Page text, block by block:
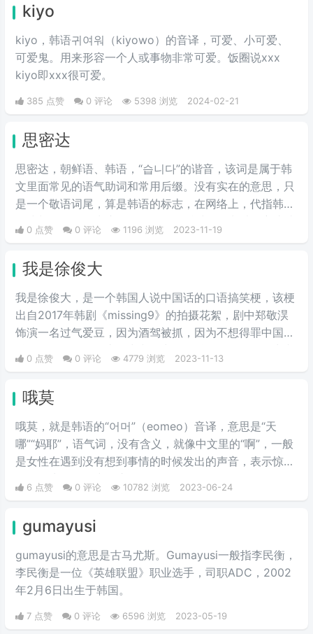
kiyo
kiyo，韩语귀여워（kiyowo）的音译，可爱、小可爱、
可爱鬼。用来形容一个人或事物非常可爱。饭圈说xxx
kiyo即xxx很可爱。
385 点赞 0 评论 5398 浏览 2024-02-21
思密达
思密达，朝鲜语、韩语，“습니다”的谐音，该词是属于韩
文里面常见的语气助词和常用后缀。没有实在的意思，只
是一个敬语词尾，算是韩语的标志，在网络上，代指韩国
人或朝鲜人。因为这两国人民在说话时，经常以思密达结
尾。该词源于朝鲜语中的语气助词[습니다]的发音。类似
0 点赞 0 评论 1196 浏览 2023-11-19
我是徐俊大
我是徐俊大，是一个韩国人说中国话的口语搞笑梗，该梗
出自2017年韩剧《missing9》的拍摄花絮，剧中郑敬淏
饰演一名过气爱豆，因为酒驾被抓，因为不想得罪中国粉
水平有限，在说中文的时候将剧中的名字徐俊五说成了徐
频频笑场，憋不住，完全不憋不住。
0 点赞 0 评论 4779 浏览 2023-11-13
哦莫
哦莫，就是韩语的“어머”（eomeo）音译，意思是“天
哪”“妈耶”，语气词，没有含义，就像中文里的“啊”，一般
是女性在遇到没有想到事情的时候发出的声音，表示惊
讶，男生一般很少说这个词。
6 点赞 0 评论 10782 浏览 2023-06-24
gumayusi
gumayusi的意思是古马尤斯。Gumayusi一般指李民衡，
李民衡是一位《英雄联盟》职业选手，司职ADC，2002
年2月6日出生于韩国。
7 点赞 0 评论 6596 浏览 2023-05-19